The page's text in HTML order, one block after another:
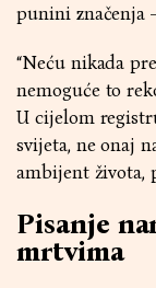
punini značenja
“Neću nikada
nemoguće to
U cijelom
svijeta, ne onaj
ambijent života,
Pisanje
mrtvima